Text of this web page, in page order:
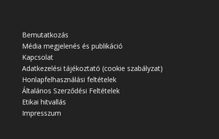
Bemutatkozás
Média megjelenés és publikáció
Kapcsolat
Adatkezelési tájékoztató (cookie szabályzat)
Honlapfelhasználási feltételek
Általános Szerződési Feltételek
Etikai hitvallás
Impresszum